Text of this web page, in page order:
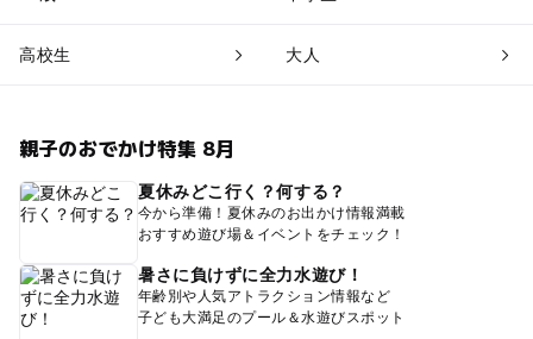
高校生 大人
親子のおでかけ特集 8月
夏休みどこ行く？何する？
今から準備！夏休みのお出かけ情報満載
おすすめ遊び場＆イベントをチェック！
暑さに負けずに全力水遊び！
年齢別や人気アトラクション情報など
子ども大満足のプール＆水遊びスポット